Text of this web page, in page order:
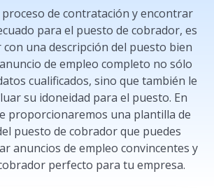
de contratación y encontrar
para el puesto de cobrador, es
con una descripción del puesto bien
de empleo completo no sólo
cualificados, sino que también le
su idoneidad para el puesto. En
proporcionaremos una plantilla de
puesto de cobrador que puedes
anuncios de empleo convincentes y
perfecto para tu empresa.